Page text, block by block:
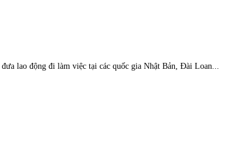
lao động đi làm việc tại các quốc gia Nhật Bản, Đài Loan...